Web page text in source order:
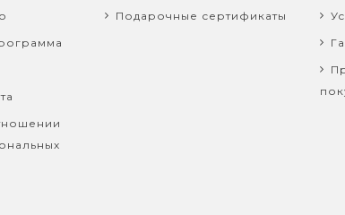
Подарочные сертификаты